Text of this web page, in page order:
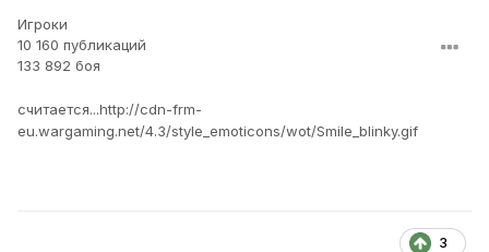
Игроки
10 160 публикаций
133 892 боя
считается...http://cdn-frm-
eu.wargaming.net/4.3/style_emoticons/wot/Smile_blinky.gif
3